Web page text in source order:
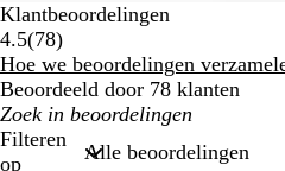
Klantbeoordelingen
4.5(7878
beoordelingen
)
Hoe we beoordelingen
Beoordeeld door 78 klanten
Mijn
zoekopdrachten
Filteren
op